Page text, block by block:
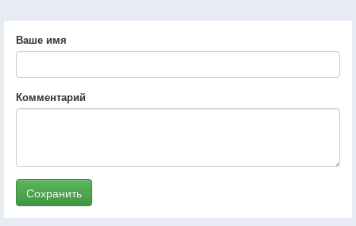
Ваше имя
Комментарий
Сохранить